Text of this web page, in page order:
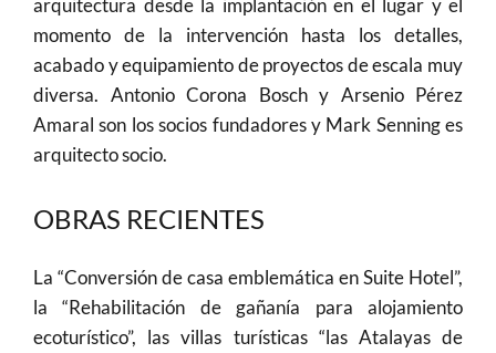
arquitectura desde la implantación en el lugar y el
momento de la intervención hasta los detalles,
acabado y equipamiento de proyectos de escala muy
diversa. Antonio Corona Bosch y Arsenio Pérez
Amaral son los socios fundadores y Mark Senning es
arquitecto socio.
OBRAS RECIENTES
La “Conversión de casa emblemática en Suite Hotel”,
la “Rehabilitación de gañanía para alojamiento
ecoturístico”, las villas turísticas “las Atalayas de